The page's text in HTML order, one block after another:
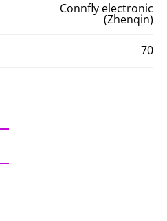
Connfly electronic
(Zhenqin)
70